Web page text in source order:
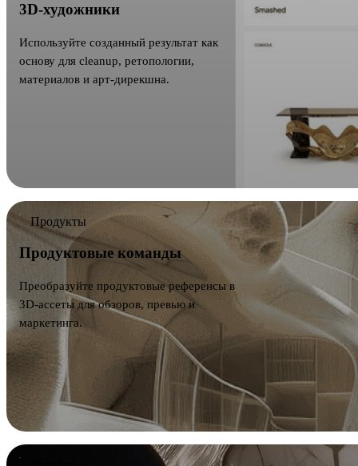
3D-художники
Используйте созданный результат как
основу для cleanup, ретопологии,
материалов и арт-дирекшна.
Продукты
Продуктовые команды
Преобразуйте продуктовые референсы в
3D-ассеты для обзоров, превью и
маркетинга.